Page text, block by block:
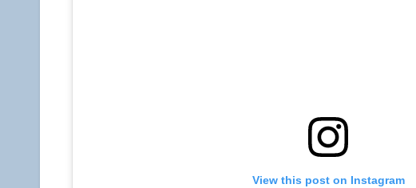
View this post on Instagram